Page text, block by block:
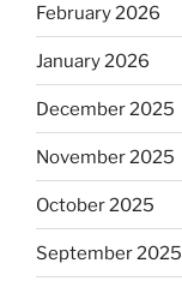
February 2026
January 2026
December 2025
November 2025
October 2025
September 2025